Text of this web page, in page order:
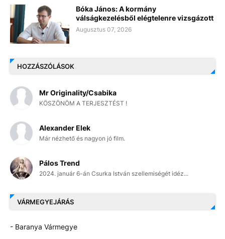
Bóka János: A kormány
válságkezelésből elégtelenre vizsgázott
Augusztus 07, 2026
HOZZÁSZÓLÁSOK
Mr Originality/Csabika
KÖSZÖNÖM A TERJESZTÉST !
Alexander Elek
Már nézhető és nagyon jó film.
Pálos Trend
2024. január 6-án Csurka István szellemiségét idéz...
VÁRMEGYEJÁRÁS
- Baranya Vármegye